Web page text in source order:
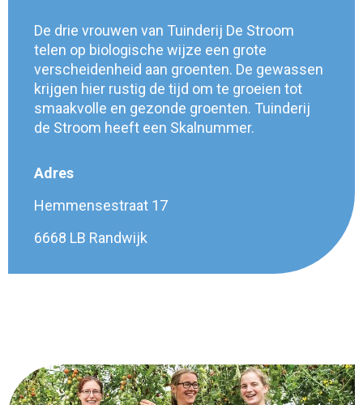
De drie vrouwen van Tuinderij De Stroom
telen op biologische wijze een grote
verscheidenheid aan groenten. De gewassen
krijgen hier rustig de tijd om te groeien tot
smaakvolle en gezonde groenten. Tuinderij
de Stroom heeft een Skalnummer.
Adres
Hemmensestraat 17
6668 LB Randwijk